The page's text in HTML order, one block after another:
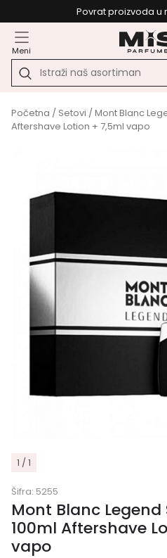
Povrat proizvoda u
Meni
Početna / Setovi / Mont Blanc
Aftershave Lotion + 7,5ml vapo
1 / 1
Šifra: 5255
Mont Blanc Legend
100ml Aftershave
vapo